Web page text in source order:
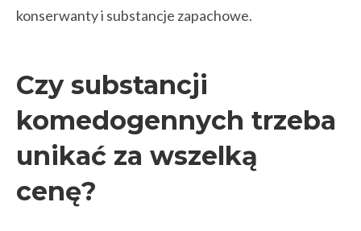
konserwanty i substancje zapachowe.
Czy substancji
komedogennych trzeba
unikać za wszelką
cenę?